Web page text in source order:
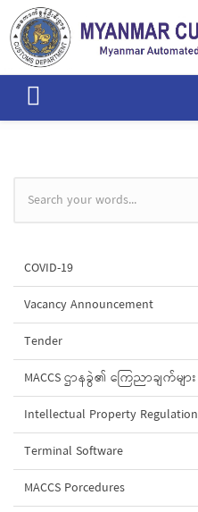
Skip to main content
Search form
COVID-19
Vacancy Announcement
Tender
MACCS ဌာနခွဲ၏ ကြေညာချက်များ
Intellectual Property Regulation
Terminal Software
MACCS Porcedures